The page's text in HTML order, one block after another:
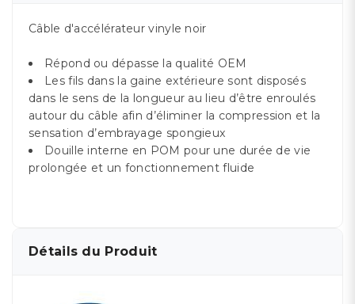
Câble d'accélérateur vinyle noir
Répond ou dépasse la qualité OEM
Les fils dans la gaine extérieure sont disposés
dans le sens de la longueur au lieu d’être enroulés
autour du câble afin d’éliminer la compression et la
sensation d’embrayage spongieux
Douille interne en POM pour une durée de vie
prolongée et un fonctionnement fluide
Détails du Produit